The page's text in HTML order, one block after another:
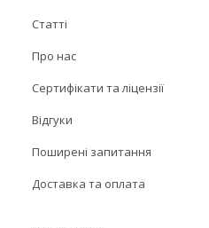
Статті
Про нас
Сертифікати та ліцензії
Відгуки
Поширені запитання
Доставка та оплата